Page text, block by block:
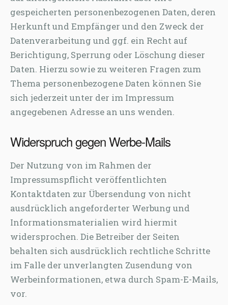
gespeicherten personenbezogenen Daten, deren
Herkunft und Empfänger und den Zweck der
Datenverarbeitung und ggf. ein Recht auf
Berichtigung, Sperrung oder Löschung dieser
Daten. Hierzu sowie zu weiteren Fragen zum
Thema personenbezogene Daten können Sie
sich jederzeit unter der im Impressum
angegebenen Adresse an uns wenden.
Widerspruch gegen Werbe-Mails
Der Nutzung von im Rahmen der
Impressumspflicht veröffentlichten
Kontaktdaten zur Übersendung von nicht
ausdrücklich angeforderter Werbung und
Informationsmaterialien wird hiermit
widersprochen. Die Betreiber der Seiten
behalten sich ausdrücklich rechtliche Schritte
im Falle der unverlangten Zusendung von
Werbeinformationen, etwa durch Spam-E-Mails,
vor.